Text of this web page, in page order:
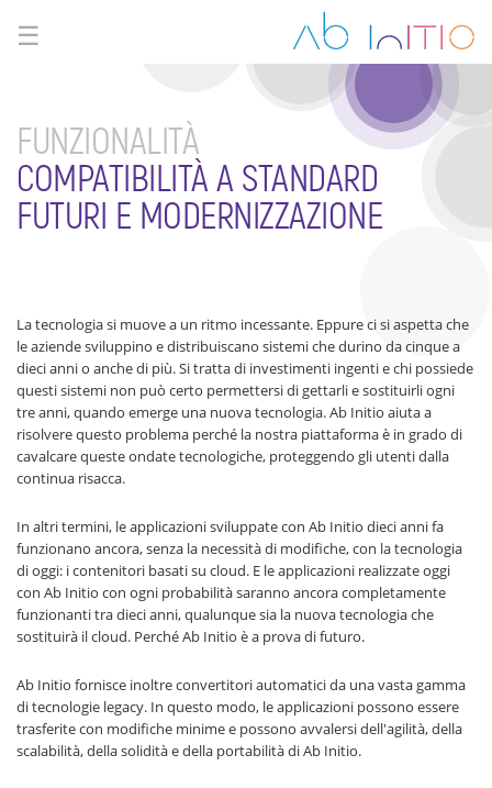
☰
FUNZIONALITÀ
COMPATIBILITÀ A STANDARD
FUTURI E MODERNIZZAZIONE
La tecnologia si muove a un ritmo incessante. Eppure ci si aspetta che
le aziende sviluppino e distribuiscano sistemi che durino da cinque a
dieci anni o anche di più. Si tratta di investimenti ingenti e chi possiede
questi sistemi non può certo permettersi di gettarli e sostituirli ogni
tre anni, quando emerge una nuova tecnologia. Ab Initio aiuta a
risolvere questo problema perché la nostra piattaforma è in grado di
cavalcare queste ondate tecnologiche, proteggendo gli utenti dalla
continua risacca.
In altri termini, le applicazioni sviluppate con Ab Initio dieci anni fa
funzionano ancora, senza la necessità di modifiche, con la tecnologia
di oggi: i contenitori basati su cloud. E le applicazioni realizzate oggi
con Ab Initio con ogni probabilità saranno ancora completamente
funzionanti tra dieci anni, qualunque sia la nuova tecnologia che
sostituirà il cloud. Perché Ab Initio è a prova di futuro.
Ab Initio fornisce inoltre convertitori automatici da una vasta gamma
di tecnologie legacy. In questo modo, le applicazioni possono essere
trasferite con modifiche minime e possono avvalersi dell'agilità, della
scalabilità, della solidità e della portabilità di Ab Initio.